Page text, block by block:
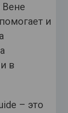
Вене
и
в
– это